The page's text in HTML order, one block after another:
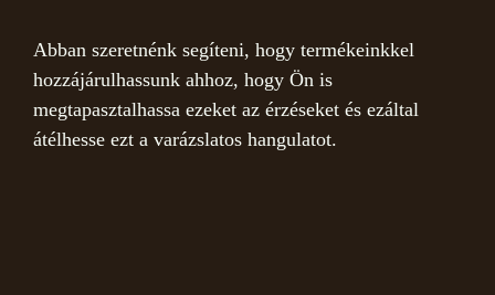
Abban szeretnénk segíteni, hogy termékeinkkel
hozzájárulhassunk ahhoz, hogy Ön is
megtapasztalhassa ezeket az érzéseket és ezáltal
átélhesse ezt a varázslatos hangulatot.